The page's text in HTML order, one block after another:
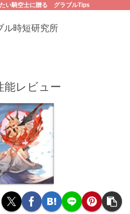
い騎空士に贈る グラブルTips
ル時短研究所
能レビュー